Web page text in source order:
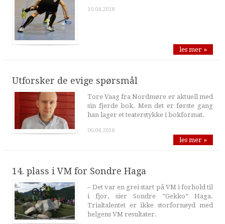
10.04.2018
les mer »
Utforsker de evige spørsmål
Tore Vaag fra Nordmøre er aktuell med
sin fjerde bok. Men det er første gang
han lager et teaterstykke i bokformat.
06.04.2018
les mer »
14. plass i VM for Sondre Haga
– Det var en grei start på VM i forhold til
i fjor, sier Sondre ”Gekko” Haga.
Trialtalentet er ikke storfornøyd med
helgens VM resultater.